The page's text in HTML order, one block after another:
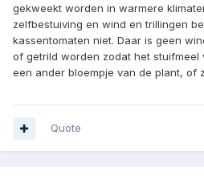
gekweekt worden in warmere
zelfbestuiving en wind en trillingen
kassentomaten niet. Daar is geen
of getrild worden zodat het stuifmeel
een ander bloempje van de plant, of
Quote